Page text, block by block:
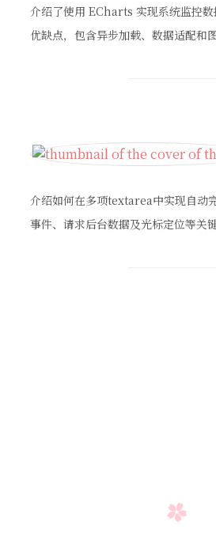
介绍了使用 ECharts 实现系统监控
优缺点，包含异步加载、数据适配和
介绍如何在多项textarea中实现自动
事件、请求后台数据及光标定位等关键